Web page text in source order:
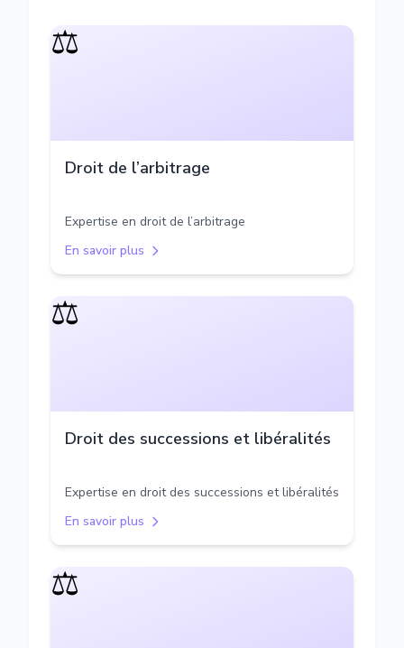
⚖️
Droit de l’arbitrage
Expertise en droit de l’arbitrage
En savoir plus
⚖️
Droit des successions et libéralités
Expertise en droit des successions et libéralités
En savoir plus
⚖️